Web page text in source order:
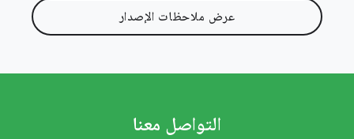
عرض ملاحظات الإصدار
التواصل معنا